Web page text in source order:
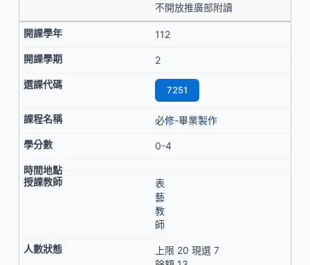
不開放推廣部附讀
112
2
7251
必修-畢業製作
0-4
表
藝
教
師
上限 20 現選 7